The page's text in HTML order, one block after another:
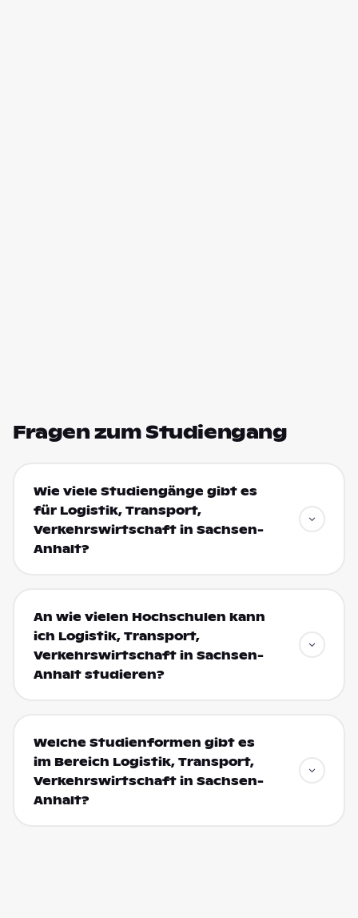
Fragen zum Studiengang
Wie viele Studiengänge gibt es
für Logistik, Transport,
Verkehrswirtschaft in Sachsen-
Anhalt?
An wie vielen Hochschulen kann
ich Logistik, Transport,
Verkehrswirtschaft in Sachsen-
Anhalt studieren?
Welche Studienformen gibt es
im Bereich Logistik, Transport,
Verkehrswirtschaft in Sachsen-
Anhalt?